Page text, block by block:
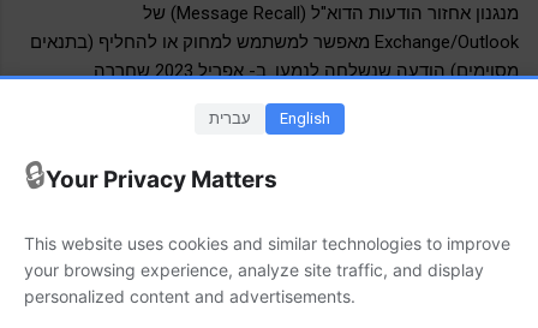
מנגנון אחזור הודעות הדוא"ל (Message Recall) של
Exchange/Outlook מאפשר למשתמש למחוק או להחליף (בתנאים
מסוימים) הודעה שנשלחה לנמען. ב- אפריל 2023 שחררה
Recall in Exchange Online) של מנגנון אחזור הודעות הדוא"ל
ושיפורים שנעשו בעקבות משוב שהתקבל ממשתמשים. הגרסה
המשופרת כוללת אפשרות משלוח הודעה לנמען על ביצוע מחיקה
של הודעה, עדכון הגיל המקסימלי של הודעות שניתן לבצע עבורן
🔒Your Privacy Matters
עברית English
This website uses cookies and similar technologies to improve
your browsing experience, analyze site traffic, and display
personalized content and advertisements.